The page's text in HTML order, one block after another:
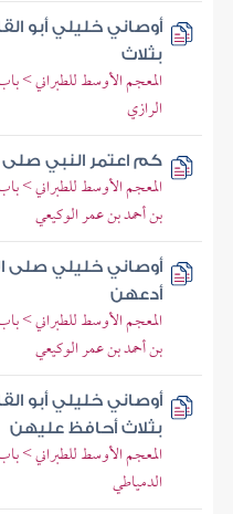
أوصاني خليلي أبو
بثلاث
المعجم الأوسط للطبراني >
الرازي
كم اعتمر النبي
المعجم الأوسط للطبراني >
بن أحمد بن عمر الوكيعي
أوصاني خليلي صلى
أدعهن
المعجم الأوسط للطبراني >
بن أحمد بن عمر الوكيعي
أوصاني خليلي أبو
بثلاث أحافظ عليهن
المعجم الأوسط للطبراني >
الدمياطي